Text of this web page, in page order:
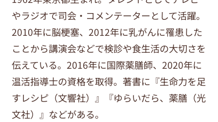
やラジオで司会・コメンテーターとして活躍。
2010年に脳梗塞、2012年に乳がんに罹患した
ことから講演会などで検診や食生活の大切さを
伝えている。2016年に国際薬膳師、2020年に
温活指導士の資格を取得。著書に『生命力を足
すレシピ（文響社）』『ゆらいだら、薬膳（光
文社）』などがある。